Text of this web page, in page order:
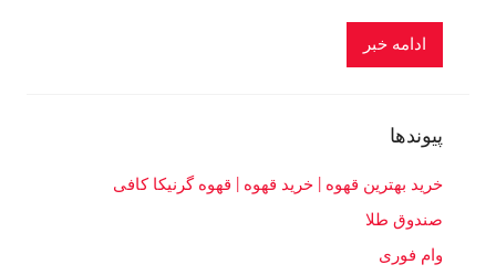
ادامه خبر
پیوندها
خرید بهترین قهوه | خرید قهوه | قهوه گرنیکا کافی
صندوق طلا
وام فوری